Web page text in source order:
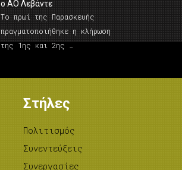
ο ΑΟ Λεβάντε
Το πρωί της Παρασκευής
πραγματοποιήθηκε η κλήρωση
της 1ης και 2ης …
Στήλες
Πολιτισμός
Συνεντεύξεις
Συνεργασίες